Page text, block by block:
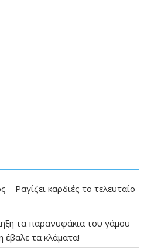
Ραγίζει καρδιές το τελευταίο
τα παρανυφάκια του γάμου
έβαλε τα κλάματα!